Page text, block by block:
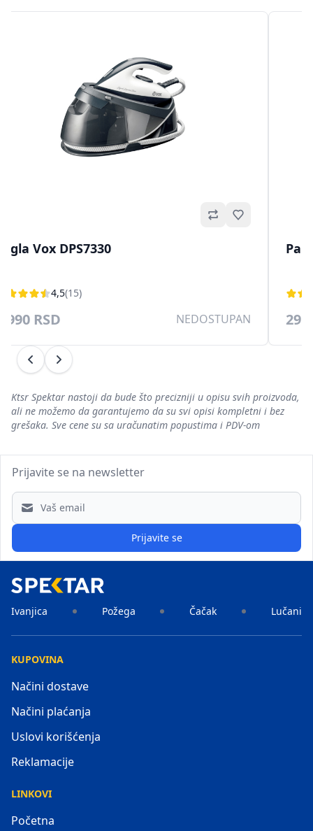
Omiljeno
Vox DPS7330
4,5(15)
RSD NEDOSTUPAN
Prethodni
Sledeći
Ktsr Spektar nastoji da bude što precizniji u opisu svih proizvoda,
ali ne možemo da garantujemo da su svi opisi kompletni i bez
grešaka. Sve cene su sa uračunatim popustima i PDV-om
Prijavite se na newsletter
Email address
Prijavite se
Ivanjica Požega Čačak Lučani
KUPOVINA
Načini dostave
Načini plaćanja
Uslovi korišćenja
Reklamacije
LINKOVI
Početna